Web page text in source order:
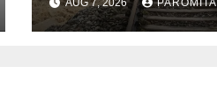
ইঞ্জিনেৰে চলিব ৰে’ল